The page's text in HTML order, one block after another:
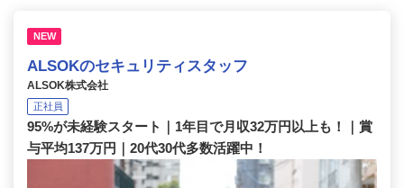
NEW
ALSOKのセキュリティスタッフ
ALSOK株式会社
正社員
95%が未経験スタート｜1年目で月収32万円以上も！｜賞
与平均137万円｜20代30代多数活躍中！